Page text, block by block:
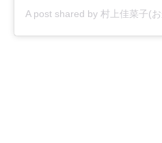
A post shared by 村上佳菜子(